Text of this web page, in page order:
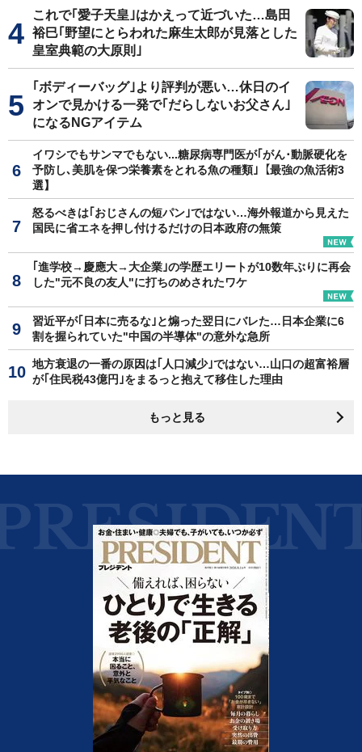
これで｢愛子天皇｣はかえって近づいた…島田
裕巳｢野望にとらわれた麻生太郎が見落とした
皇室典範の大原則｣
｢ボディーバッグ｣より評判が悪い…休日のイ
オンで見かける一発で｢だらしないお父さん｣
になるNGアイテム
イワシでもサンマでもない...糖尿病専門医が｢がん･動脈硬化を
予防し､美肌を保つ栄養素をとれる魚の種類｣【最強の魚活術3
選】
怒るべきは｢おじさんの短パン｣ではない…海外報道から見えた
国民に省エネを押し付けるだけの日本政府の無策
｢進学校→慶應大→大企業｣の学歴エリートが10数年ぶりに再会
した"元不良の友人"に打ちのめされたワケ
習近平が｢日本に売るな｣と煽った翌日にバレた…日本企業に6
割を握られていた"中国の半導体"の意外な急所
地方衰退の一番の原因は｢人口減少｣ではない…山口の超富裕層
が｢住民税43億円｣をまるっと抱えて移住した理由
もっと見る